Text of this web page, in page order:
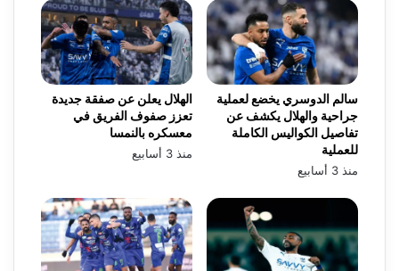
الهلال يعلن عن صفقة جديدة
تعزز صفوف الفريق في
معسكره بالنمسا
منذ 3 أسابيع
سالم الدوسري يخضع لعملية
جراحية والهلال يكشف عن
تفاصيل الكواليس الكاملة
للعملية
منذ 3 أسابيع